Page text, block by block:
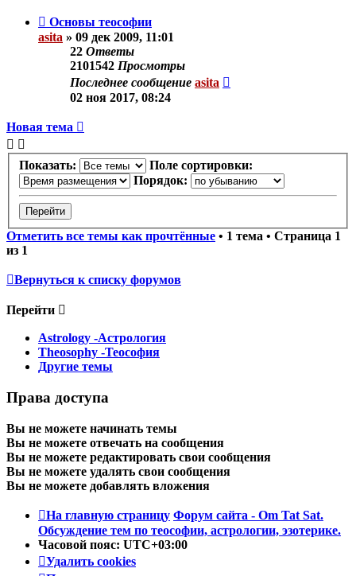
Основы теософии
asita » 09 дек 2009, 11:01
22 Ответы
2101542 Просмотры
Последнее сообщение asita
02 ноя 2017, 08:24
Новая тема
Показать:
Поле сортировки:
Порядок:
Отметить все темы как прочтённые • 1 тема • Страница 1
из 1
Вернуться к списку форумов
Перейти
Astrology -Астрология
Theosophy -Теософия
Другие темы
Права доступа
Вы не можете начинать темы
Вы не можете отвечать на сообщения
Вы не можете редактировать свои сообщения
Вы не можете удалять свои сообщения
Вы не можете добавлять вложения
На главную страницу Форум сайта - Om Tat Sat.
Обсуждение тем по теософии, астрологии, эзотерике.
Часовой пояс: UTC+03:00
Удалить cookies